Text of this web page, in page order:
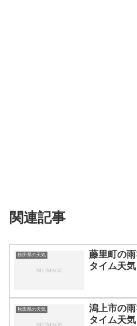
関連記事
秋田県の天気
藤里町の
タイム天気
秋田県の天気
潟上市の
タイム天気